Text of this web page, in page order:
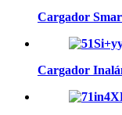
Cargador
Cargador